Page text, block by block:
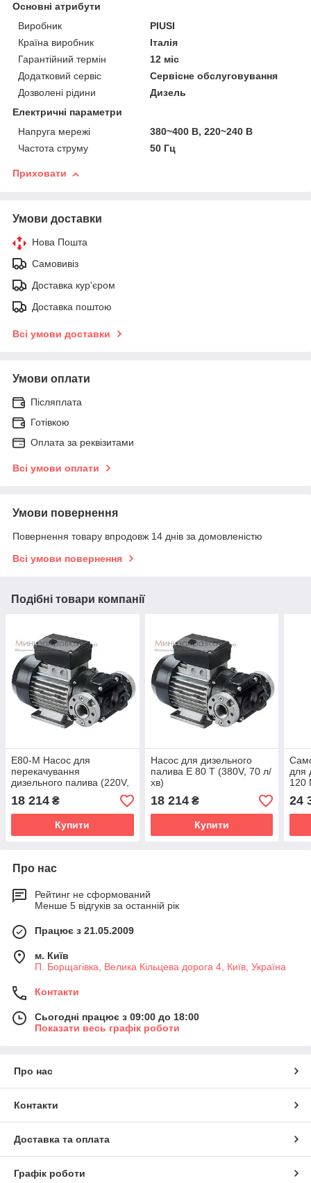
Основні атрибути
Виробник
PIUSI
Країна виробник
Італія
Гарантійний термін
12 міс
Додатковий сервіс
Сервісне обслуговування
Дозволені рідини
Дизель
Електричні параметри
Напруга мережі
380~400 В, 220~240 В
Частота струму
50 Гц
Приховати
Умови доставки
Нова Пошта
Самовивіз
Доставка кур'єром
Доставка поштою
Всі умови доставки
Умови оплати
Післяплата
Готівкою
Оплата за реквізитами
Всі умови оплати
Умови повернення
Повернення товару впродовж 14 днів за домовленістю
Всі умови повернення
Подібні товари компанії
E80-M Насос для
перекачування
дизельного палива (220V,
18 214 ₴
Купити
Насос для дизельного
палива E 80 T (380V, 70 л/
хв)
18 214₴
Купити
для
120
24
Про нас
Рейтинг не сформований
Менше 5 відгуків за останній рік
Працює з 21.05.2009
м. Київ
П. Борщагівка, Велика Кільцева дорога 4, Київ, Україна
Контакти
Сьогодні працює з 09:00 до 18:00
Показати весь графік роботи
Про нас
Контакти
Доставка та оплата
Графік роботи